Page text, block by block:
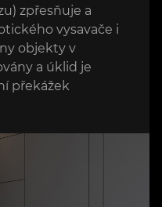
zpřesňuje a
vysavače i
objekty v
a úklid je
překážek